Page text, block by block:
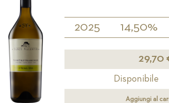
2025 14,50%
29,70
Disponibile
Aggiungi al